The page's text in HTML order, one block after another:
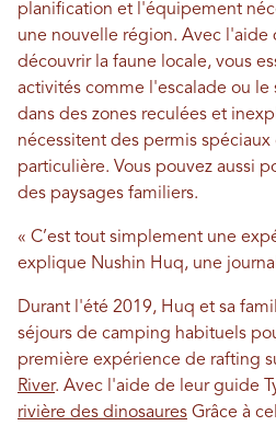
planification et l'équipement
une nouvelle région. Avec l'aide
découvrir la faune locale, vous
activités comme l'escalade ou le
dans des zones reculées et
nécessitent des permis
particulière. Vous pouvez aussi
des paysages familiers.
« C’est tout simplement une
explique Nushin Huq, une
Durant l'été 2019, Huq et sa
séjours de camping habituels
première expérience de rafting
River. Avec l'aide de leur guide
rivière des dinosaures Grâce à